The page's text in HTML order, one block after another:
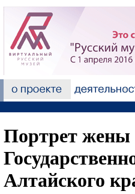
Портрет жены
Алтайского